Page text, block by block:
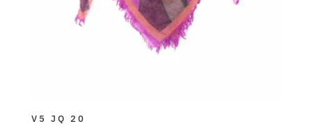
V5 JQ 20